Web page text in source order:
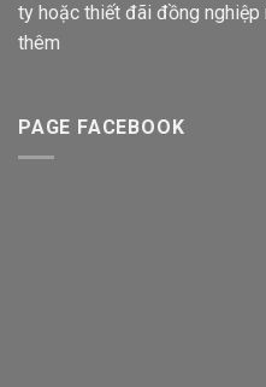
ty hoặc thiết đãi đồng nghiệp
thêm
PAGE FACEBOOK